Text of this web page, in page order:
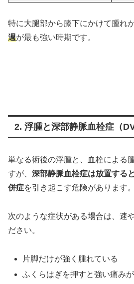
特に大腿部から膝下にかけて腫れ
週が最も強い時期です。
2. 浮腫と深部静脈血栓症（
単なる術後の浮腫と、血栓による
すが、 深部静脈血栓症は放置すると
併症を引き起こす危険があります。
次のような症状がある場合は、速
ださい。
片脚だけが強く腫れている
ふくらはぎを押すと強い痛み